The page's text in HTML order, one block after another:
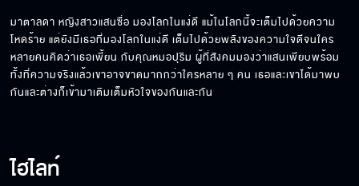
มาตาเป็นห่วงมากเลยนะ
มาตาลดา หญิงสาวแสนซื่อ มองโลกในแง่ดี แม้ในโลกนี้จะเต็มไปด้วยความ
โหดร้าย แต่ยังมีเธอที่มองโลกในแง่ดี เต็มไปด้วยพลังของความใจดีจนใคร
หลายคนคิดว่าเธอเพี้ยน กับคุณหมอปุริม ผู้ที่สังคมมองว่าแสนเพียบพร้อม
ทั้งที่ความจริงแล้วเขาอาจขาดมากกว่าใครหลาย ๆ คน เธอและเขาได้มาพบ
กันและต่างก็เข้ามาเติมเต็มหัวใจของกันและกัน
ไฮไลท์